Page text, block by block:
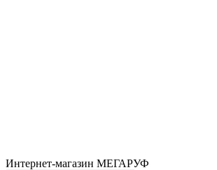
Интернет-магазин МЕГАРУФ